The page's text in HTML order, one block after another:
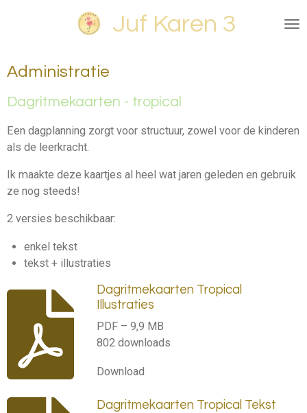
de
hoofdinhoud
Juf Karen 3
Administratie
Dagritmekaarten - tropical
Een dagplanning zorgt voor structuur, zowel voor de kinderen
als de leerkracht.
Ik maakte deze kaartjes al heel wat jaren geleden en gebruik
ze nog steeds!
2 versies beschikbaar:
enkel tekst
tekst + illustraties
Dagritmekaarten Tropical
Illustraties
PDF – 9,9 MB
802 downloads
Download
Dagritmekaarten Tropical Tekst